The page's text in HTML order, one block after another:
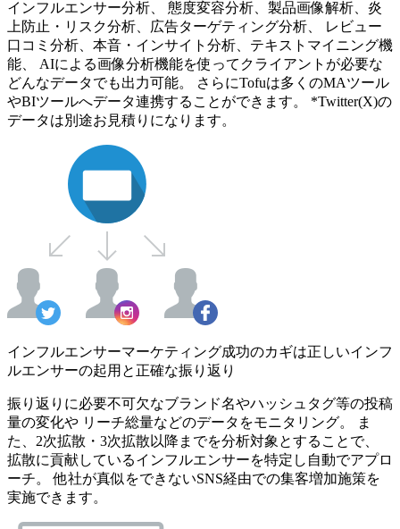
インフルエンサー分析、 態度変容分析、製品画像解析、炎
上防止・リスク分析、広告ターゲティング分析、 レビュー
口コミ分析、本音・インサイト分析、テキストマイニング機
能、 AIによる画像分析機能を使ってクライアントが必要な
どんなデータでも出力可能。 さらにTofuは多くのMAツール
やBIツールへデータ連携することができます。 *Twitter(X)の
データは別途お見積りになります。
インフルエンサーマーケティング成功のカギは正しいインフ
ルエンサーの起用と正確な振り返り
振り返りに必要不可欠なブランド名やハッシュタグ等の投稿
量の変化や リーチ総量などのデータをモニタリング。 ま
た、2次拡散・3次拡散以降までを分析対象とすることで、
拡散に貢献しているインフルエンサーを特定し自動でアプロ
ーチ。 他社が真似をできないSNS経由での集客増加施策を
実施できます。